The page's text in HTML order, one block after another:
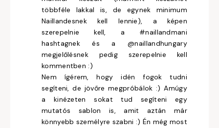
többféle lakkal is, de egynek minimum
Naillandesnek kell lennie), a képen
szerepelnie kell, a #naillandmani
hashtagnek és a @naillandhungary
megjelőlésnek pedig szerepelnie kell
kommentben :)
Nem ígérem, hogy idén fogok tudni
segíteni, de jövőre megpróbálok :) Amúgy
a kinézeten sokat tud segíteni egy
mutatós sablon is, amit aztán már
könnyebb személyre szabni :) Én még most